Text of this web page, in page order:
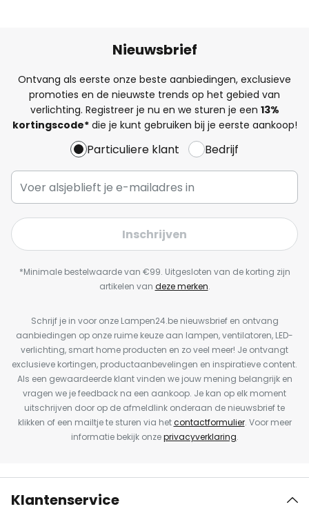
Nieuwsbrief
Ontvang als eerste onze beste aanbiedingen, exclusieve
promoties en de nieuwste trends op het gebied van
verlichting. Registreer je nu en we sturen je een 13%
kortingscode*die je kunt gebruiken bij je eerste aankoop!
Particuliere klant Bedrijf
Inschrijven
*Minimale bestelwaarde van €99. Uitgesloten van de korting zijn
artikelen van deze merken.
Schrijf je in voor onze Lampen24.be nieuwsbrief en ontvang
aanbiedingen op onze ruime keuze aan lampen, ventilatoren, LED-
verlichting, smart home producten en zo veel meer! Je ontvangt
exclusieve kortingen, productaanbevelingen en inspiratieve content.
Als een gewaardeerde klant vinden we jouw mening belangrijk en
vragen we je feedback na een aankoop. Je kan op elk moment
uitschrijven door op de afmeldlink onderaan de nieuwsbrief te
klikken of een mailtje te sturen via hetcontactformulier. Voor meer
informatie bekijk onzeprivacyverklaring.
Klantenservice